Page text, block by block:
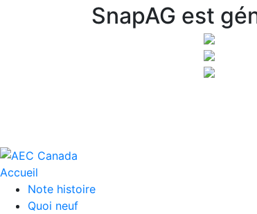
SnapAG est
Accueil
Note histoire
Quoi neuf